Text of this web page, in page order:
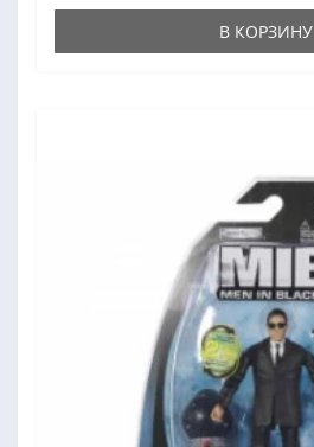
В КОРЗИНУ